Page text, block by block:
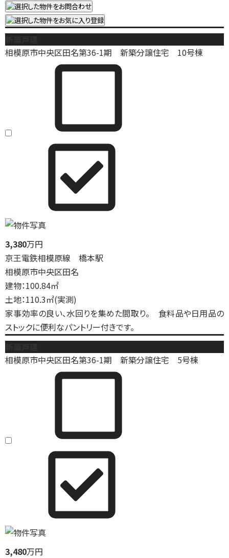
相模原市中央区田名第36-1期 新築分譲住宅 10号棟
3,380万円
京王電鉄相模原線 橋本駅
相模原市中央区田名
建物：100.84㎡
土地：110.3㎡(実測)
家事効率の良い、水回りを集めた間取り。 食料品や日用品の
ストックに便利なパントリー付きです。
相模原市中央区田名第36-1期 新築分譲住宅 5号棟
3,480万円